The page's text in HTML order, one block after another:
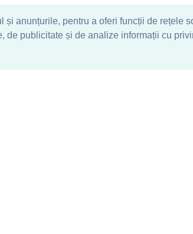
anunțurile, pentru a oferi funcții de rețele
de publicitate și de analize informații cu